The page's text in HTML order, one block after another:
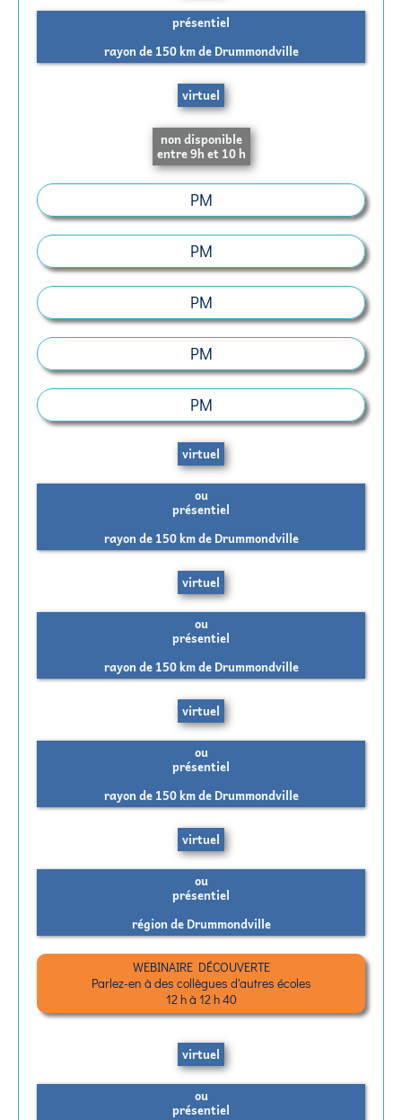
présentiel
rayon de 150 km de Drummondville
virtuel
non disponible
entre 9h et 10 h
PM
PM
PM
PM
PM
virtuel
ou
présentiel
rayon de 150 km de Drummondville
virtuel
ou
présentiel
rayon de 150 km de Drummondville
virtuel
ou
présentiel
rayon de 150 km de Drummondville
virtuel
ou
présentiel
région de Drummondville
WEBINAIRE DÉCOUVERTE
Parlez-en à des collègues d'autres écoles
12 h à 12 h 40
virtuel
ou
présentiel